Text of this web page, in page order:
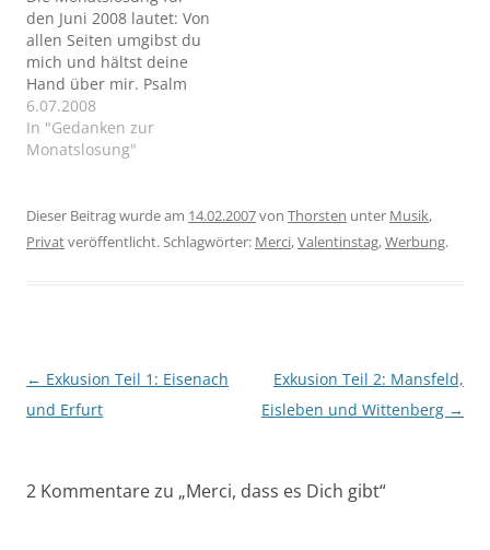
den Juni 2008 lautet: Von
allen Seiten umgibst du
mich und hältst deine
Hand über mir. Psalm
139, 5 Vorwurf oder
Dank? Einengung oder
Geborgenheit? Käfig oder
vom Kontext, von
Adressat und Raum lässt
6.07.2008
In "Gedanken zur
Monatslosung"
Dieser Beitrag wurde am 14.02.2007von Thorsten unter Musik,
Privatveröffentlicht. Schlagwörter: Merci,Valentinstag,Werbung.
Beitragsnavigation
← Exkusion Teil 1: Eisenach
und Erfurt
Exkusion Teil 2: Mansfeld,
Eisleben und Wittenberg →
2 Kommentare zu „Merci, dass es Dich gibt“